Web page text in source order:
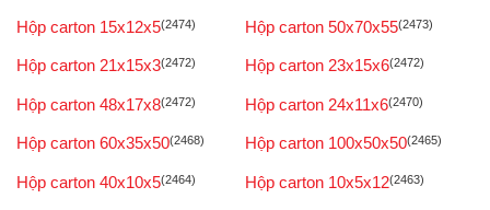
Hộp carton 15x12x5(2474) Hộp carton 50x70x55(2473)
Hộp carton 21x15x3(2472) Hộp carton 23x15x6(2472)
Hộp carton 48x17x8(2472) Hộp carton 24x11x6(2470)
Hộp carton 60x35x50(2468) Hộp carton 100x50x50(2465)
Hộp carton 40x10x5(2464) Hộp carton 10x5x12(2463)